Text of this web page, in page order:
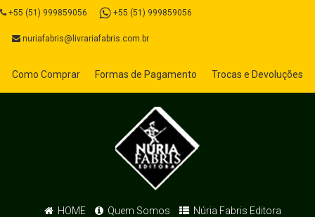
+55 (51) 999859056 +55 (51) 999859056
nuriafabris@livrariafabris.com.br
Como Comprar Formas de Pagamento Trocas e Devoluções
HOME Quem Somos
Núria Fabris Editora